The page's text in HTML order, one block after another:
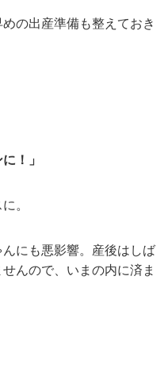
の出産準備も整えておき
！」
。
にも悪影響。産後はしば
んので、いまの内に済ま